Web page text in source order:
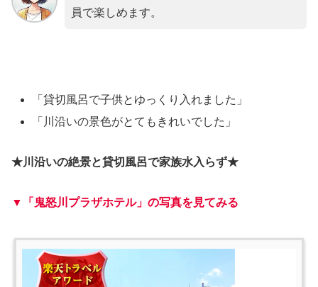
員で楽しめます。
「貸切風呂で子供とゆっくり入れました」
「川沿いの景色がとてもきれいでした」
★川沿いの絶景と貸切風呂で家族水入らず★
▼「鬼怒川プラザホテル」の写真を見てみる